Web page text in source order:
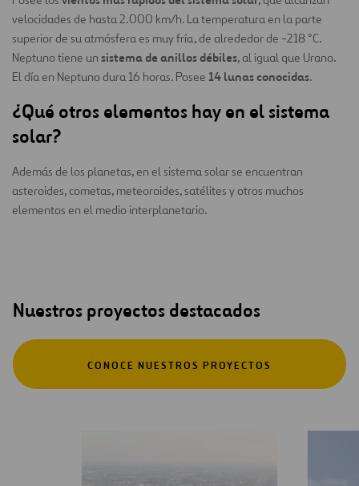
velocidades de hasta 2.000 km/h. La temperatura en la parte
superior de su atmósfera es muy fría, de alrededor de -218 °C.
Neptuno tiene un sistema de anillos débiles, al igual que Urano.
El día en Neptuno dura 16 horas. Posee 14 lunas conocidas.
¿Qué otros elementos hay en el sistema
solar?
Además de los planetas, en el sistema solar se encuentran
asteroides, cometas, meteoroides, satélites y otros muchos
elementos en el medio interplanetario.
Nuestros proyectos destacados
CONOCE NUESTROS PROYECTOS